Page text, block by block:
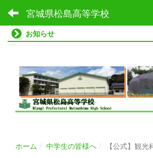
宮城県松島高等学校
お知らせ
ホーム 中学生の皆様へ
【公式】観